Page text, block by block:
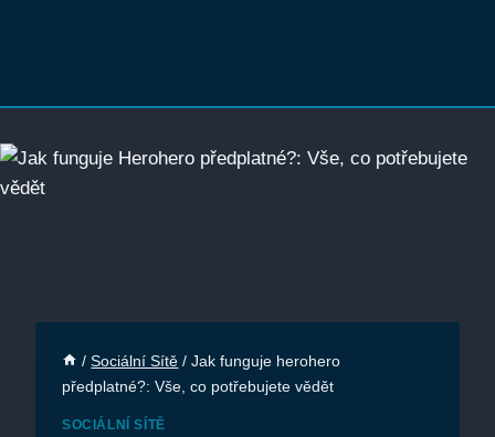
/ Sociální Sítě / Jak funguje herohero
předplatné?: Vše, co potřebujete vědět
SOCIÁLNÍ SÍTĚ